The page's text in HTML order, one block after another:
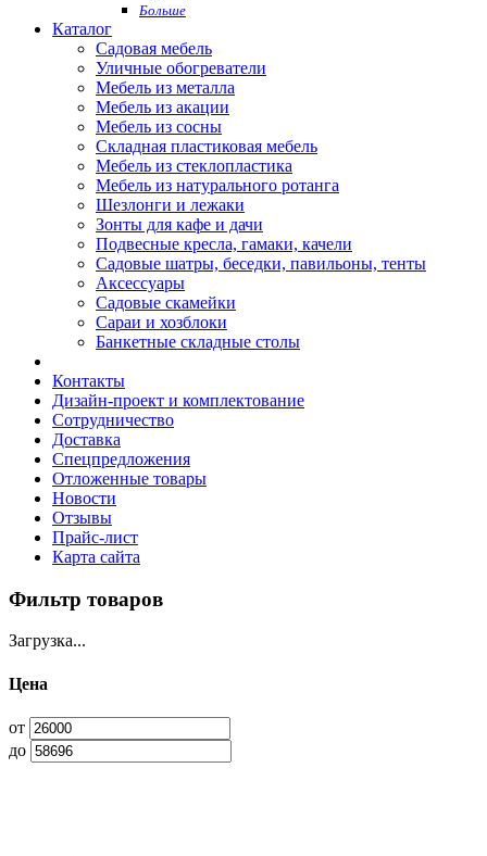
Больше
Каталог
Садовая мебель
Уличные обогреватели
Мебель из металла
Мебель из акации
Мебель из сосны
Складная пластиковая мебель
Мебель из стеклопластика
Мебель из натурального ротанга
Шезлонги и лежаки
Зонты для кафе и дачи
Подвесные кресла, гамаки, качели
Садовые шатры, беседки, павильоны, тенты
Аксессуары
Садовые скамейки
Сараи и хозблоки
Банкетные складные столы
Контакты
Дизайн-проект и комплектование
Сотрудничество
Доставка
Спецпредложения
Отложенные товары
Новости
Отзывы
Прайс-лист
Карта сайта
Фильтр товаров
Загрузка...
Цена
от
до